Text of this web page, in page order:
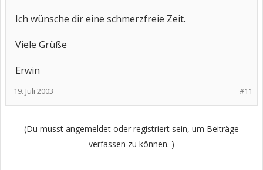
Ich wünsche dir eine schmerzfreie Zeit.
Viele Grüße
Erwin
#11
19. Juli 2003
(Du musst angemeldet oder registriert sein, um Beiträge
verfassen zu können. )